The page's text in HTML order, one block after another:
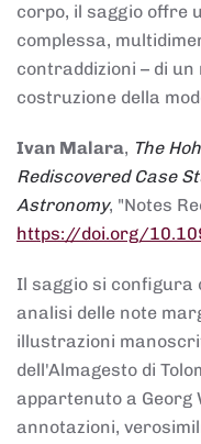
corpo, il saggio offre
complessa,
contraddizioni – di
costruzione della
Ivan Malara, The
Rediscovered Case
Astronomy, "Notes
https://doi.org/
Il saggio si configura
analisi delle note
illustrazioni
dell'Almagesto di
appartenuto a Georg
annotazioni,